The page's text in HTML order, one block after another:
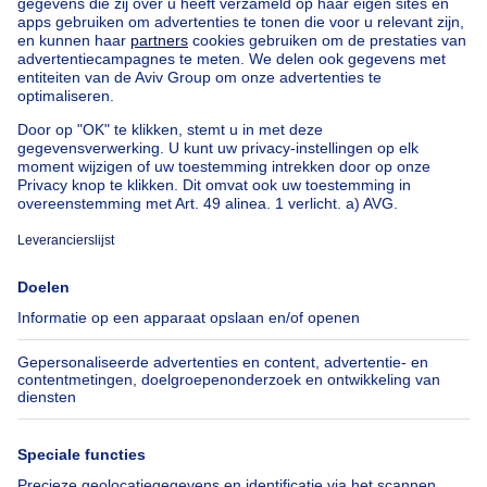
Studio te koop
Benedenverdieping te koop
Serviceflat te koop
Huis en appartement te koop goedkoop in Hotton
Onze huizen buiten BelgiëHuis te koop Frankrijk
Huis te koop Spanje
Huis te koop Luxemburg
Huis te koop Nederland
Over
Immoweb
Pers
Jobs
Axel Springer Group
SeLoger.com
Immowelt.de
Tools
Belfius
Verzekeringen
Verhuis checklist
Hulp Volg ons